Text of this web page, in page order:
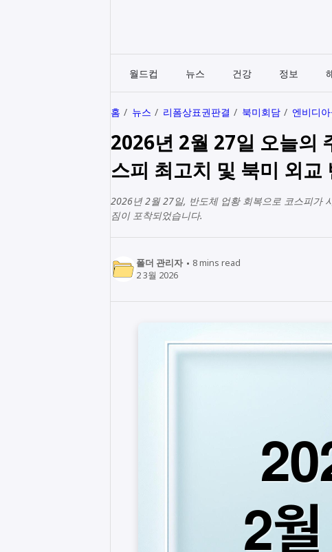
월드컵 뉴스 건강 정보
홈 뉴스 리폼상표권판결 북미회담 엔비디
2026년 2월 27일 오늘의
스피 최고치 및 북미 외교
2026년 2월 27일, 반도체 업황 회복으로 코스피가
짐이 포착되었습니다.
폴더 관리자 8mins read
2 3월 2026